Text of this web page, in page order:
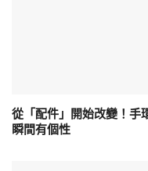
從「配件」開始改變！手
瞬間有個性